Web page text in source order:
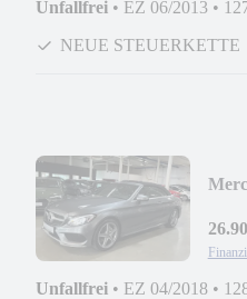
Unfallfrei • EZ 06/2013 •
NEUE STEUERKETTE
Unfallfrei • EZ 04/2018 •